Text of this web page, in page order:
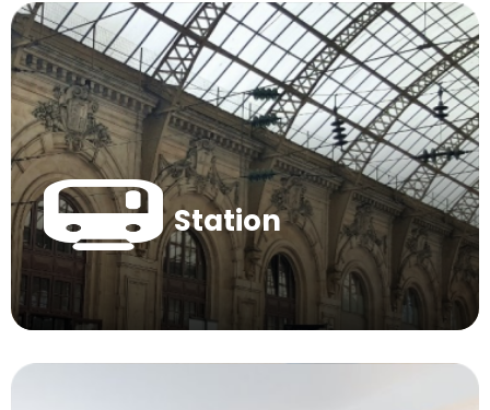
Station